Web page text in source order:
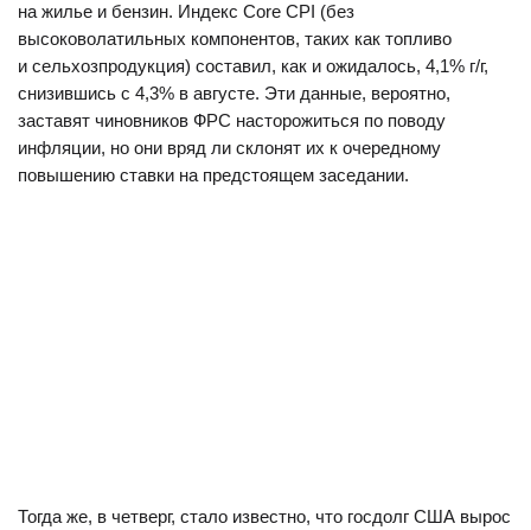
на жилье и бензин. Индекс Core CPI (без
высоковолатильных компонентов, таких как топливо
и сельхозпродукция) составил, как и ожидалось, 4,1% г/г,
снизившись с 4,3% в августе. Эти данные, вероятно,
заставят чиновников ФРС насторожиться по поводу
инфляции, но они вряд ли склонят их к очередному
повышению ставки на предстоящем заседании.
Тогда же, в четверг, стало известно, что госдолг США вырос